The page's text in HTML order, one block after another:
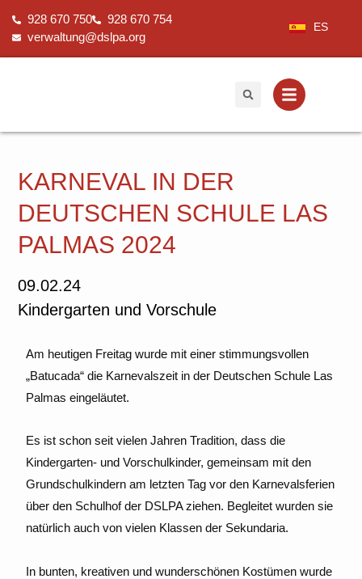
Inhalt
springen
928 670 750
928 670 754
verwaltung@dslpa.org
ES
KARNEVAL IN DER
DEUTSCHEN SCHULE LAS
PALMAS 2024
09.02.24
Kindergarten und Vorschule
Am heutigen Freitag wurde mit einer stimmungsvollen
„Batucada“ die Karnevalszeit in der Deutschen Schule Las
Palmas eingeläutet.
Es ist schon seit vielen Jahren Tradition, dass die
Kindergarten- und Vorschulkinder, gemeinsam mit den
Grundschulkindern am letzten Tag vor den Karnevalsferien
über den Schulhof der DSLPA ziehen. Begleitet wurden sie
natürlich auch von vielen Klassen der Sekundaria.
In bunten, kreativen und wunderschönen Kostümen wurde